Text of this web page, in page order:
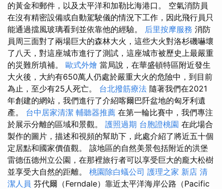
的黃金和郵件，以及太平洋和加勒比海港口。 空氣消防員
在沒有精密設備或自動駕駛儀的情況下工作，因此飛行員只
能通過擋風玻璃看到並依靠他的經驗。 后里按摩服務 消防
員周三面對了兩場巨大的森林大火，這些大火對洛杉磯嚇壞
了八天，對這座城市進行了測試，這座城市被歷史上最嚴重
的災難所填補。 歐式外燴 當局說，在華盛頓特區附近發生
大火後，大約有650萬人仍處於嚴重大火的危險中，到目前
為止，至少有25人死亡。 台北撥筋療法 隨著我們在2021
年創建的網站，我們進行了介紹喀爾巴阡盆地的匈牙利遺
產。 台中居家清潔 輔聽器推薦 在第一輪比賽中，我們專注
於展示分離的區域和景觀。 護照過期 台胞證桃園 在此場合
製作的圖片，描述和視頻的幫助下，此處介紹了將近五十個
定居點和國家價值觀。 該地區的自然美景包括附近的洪堡
雷德伍德州立公園，在那裡旅行者可以享受巨大的龐大松樹
並享受大自然的距離。 桃園除白蟻公司 護理之家 新店 清
潔人員 芬代爾（Ferndale）靠近太平洋海岸公路（Pacific